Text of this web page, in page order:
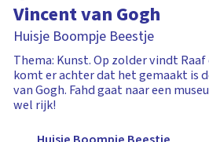
Vincent van Gogh
Huisje Boompje Beestje
Thema: Kunst. Op zolder vindt Raaf
komt er achter dat het gemaakt is
van Gogh. Fahd gaat naar een
wel rijk!